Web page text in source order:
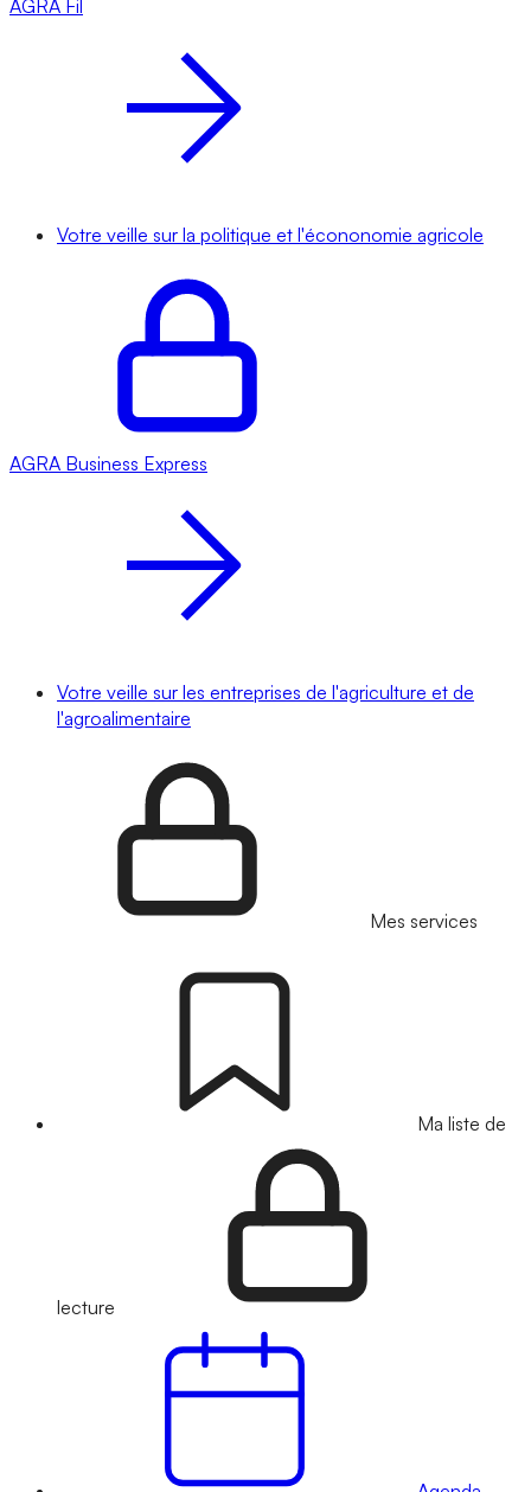
AGRA Fil
Votre veille sur la politique et l'écononomie agricole
AGRA Business Express
Votre veille sur les entreprises de l'agriculture et de
l'agroalimentaire
Mes services
Ma liste de
lecture